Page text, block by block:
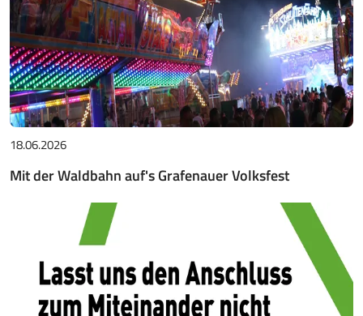
18.06.2026
Mit der Waldbahn auf's Grafenauer Volksfest